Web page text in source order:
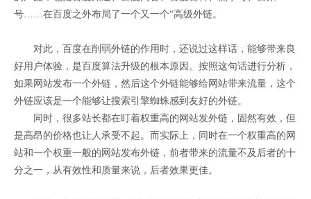
号……在百度之外布局了一个又一个“高级外链。
对此，百度在削弱外链的作用时，还说过这样话，能够带来良
好用户体验，是百度算法升级的根本原因。按照这句话进行分析，
如果网站发布一个外链，然后这个外链能够给网站带来流量，这个
外链应该是一个能够让搜索引擎蜘蛛感到友好的外链。
同时，很多站长都在盯着权重高的网站发外链，固然有效，但
是高昂的价格也让人承受不起。而实际上，同时在一个权重高的网
站和一个权重一般的网站发布外链，前者带来的流量不及后者的十
分之一，从有效性和质量来说，后者效果更佳。